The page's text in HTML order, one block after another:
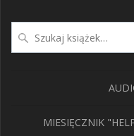
MIESIĘCZNIK